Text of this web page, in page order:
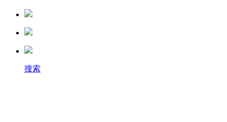
搜索